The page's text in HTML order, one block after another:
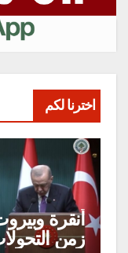
اخترنا لكم
أنقرة
زمن